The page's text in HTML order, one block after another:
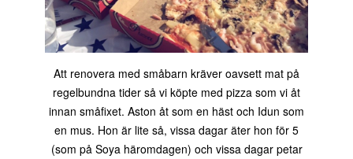
Att renovera med småbarn kräver oavsett mat på
regelbundna tider så vi köpte med pizza som vi åt
innan småfixet. Aston åt som en häst och Idun som
en mus. Hon är lite så, vissa dagar äter hon för 5
(som på Soya häromdagen) och vissa dagar petar